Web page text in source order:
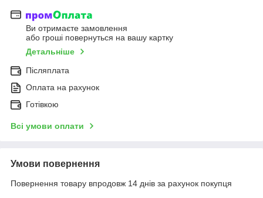
Ви отримаєте замовлення
або гроші повернуться на вашу картку
Детальніше
Післяплата
Оплата на рахунок
Готівкою
Всі умови оплати
Умови повернення
Повернення товару впродовж 14 днів за рахунок покупця